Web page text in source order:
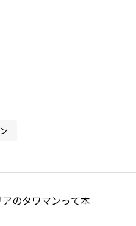
トに相談する ◀︎◀︎
のタワマンって本